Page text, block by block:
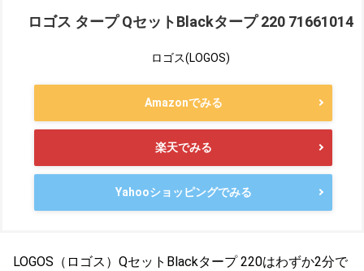
ロゴス タープ QセットBlackタープ 220 71661014
ロゴス(LOGOS)
Amazonでみる
楽天でみる
Yahooショッピングでみる
LOGOS（ロゴス） QセットBlackタープ 220はわずか2分で